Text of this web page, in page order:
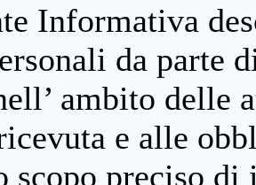
Informativa
da parte
ambito delle
e alle
scopo preciso